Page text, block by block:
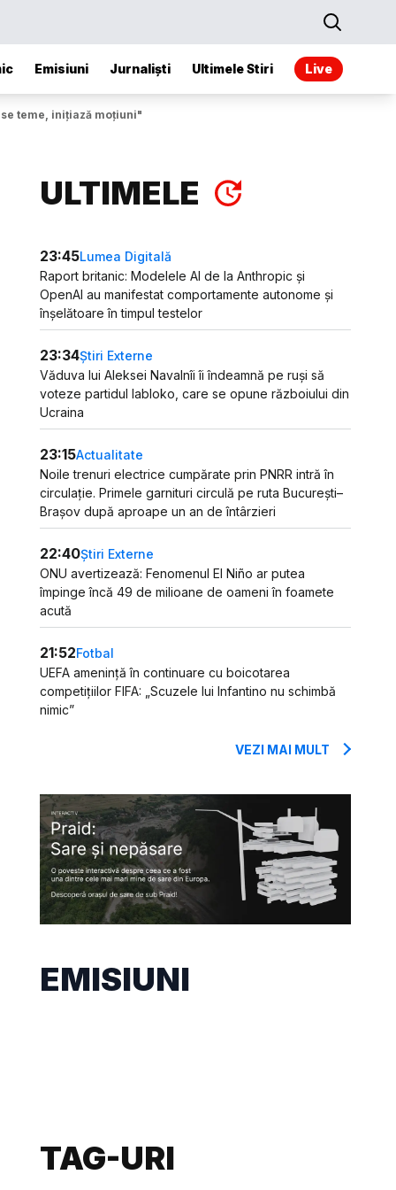
Emisiuni Jurnaliști Ultimele Stiri Live
teme, inițiază moțiuni"
ULTIMELE
23:45Lumea Digitală
Raport britanic: Modelele AI de la Anthropic și
OpenAI au manifestat comportamente autonome și
înșelătoare în timpul testelor
23:34Știri Externe
Văduva lui Aleksei Navalnîi îi îndeamnă pe ruși să
voteze partidul Iabloko, care se opune războiului din
Ucraina
23:15Actualitate
Noile trenuri electrice cumpărate prin PNRR intră în
circulație. Primele garnituri circulă pe ruta București–
Brașov după aproape un an de întârzieri
22:40Știri Externe
ONU avertizează: Fenomenul El Niño ar putea
împinge încă 49 de milioane de oameni în foamete
acută
21:52Fotbal
UEFA amenință în continuare cu boicotarea
competițiilor FIFA: „Scuzele lui Infantino nu schimbă
nimic”
VEZI MAI MULT
EMISIUNI
TAG-URI